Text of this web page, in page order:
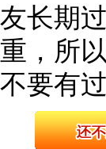
友长期
重，所
不要有